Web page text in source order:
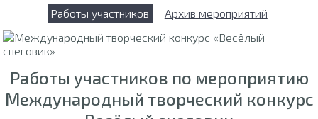
Работы участников
Архив мероприятий
Работы участников по мероприятию
Международный творческий конкурс